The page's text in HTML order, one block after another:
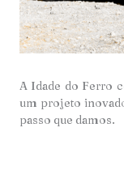
A Idade do Ferro
um projeto
passo que damos.